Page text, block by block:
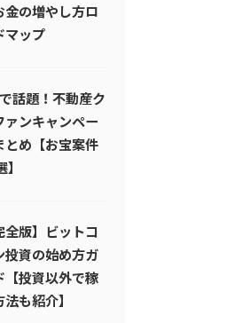
金の増やし方ロ
マップ
話題！不動産ク
ァンキャンペー
とめ【お宝案件
全版】ビットコ
投資の始め方ガ
【投資以外で稼
法も紹介】